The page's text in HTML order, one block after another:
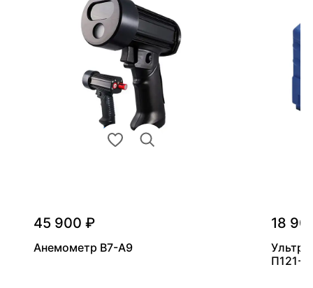
45 900 ₽
Анемометр В7-А9
18
П121-